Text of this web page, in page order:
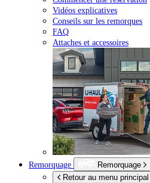
Vidéos explicatives
Conseils sur les remorques
FAQ
Attaches et accessoires
Remorquage
Remorquage
Retour au menu principal